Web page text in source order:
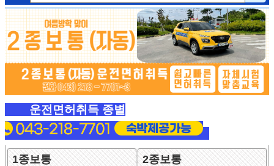
운전면허취득 종별
1종보통 2종보통